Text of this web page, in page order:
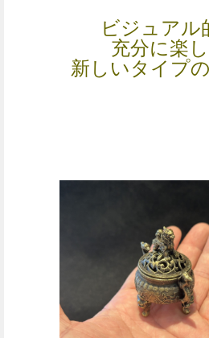
ビジュアル
充分に楽
新しいタイプ